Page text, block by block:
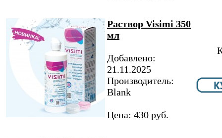
Раствор Visimi 350
мл
Добавлено:
21.11.2025
Производитель:
Blank
Цена: 430 руб.